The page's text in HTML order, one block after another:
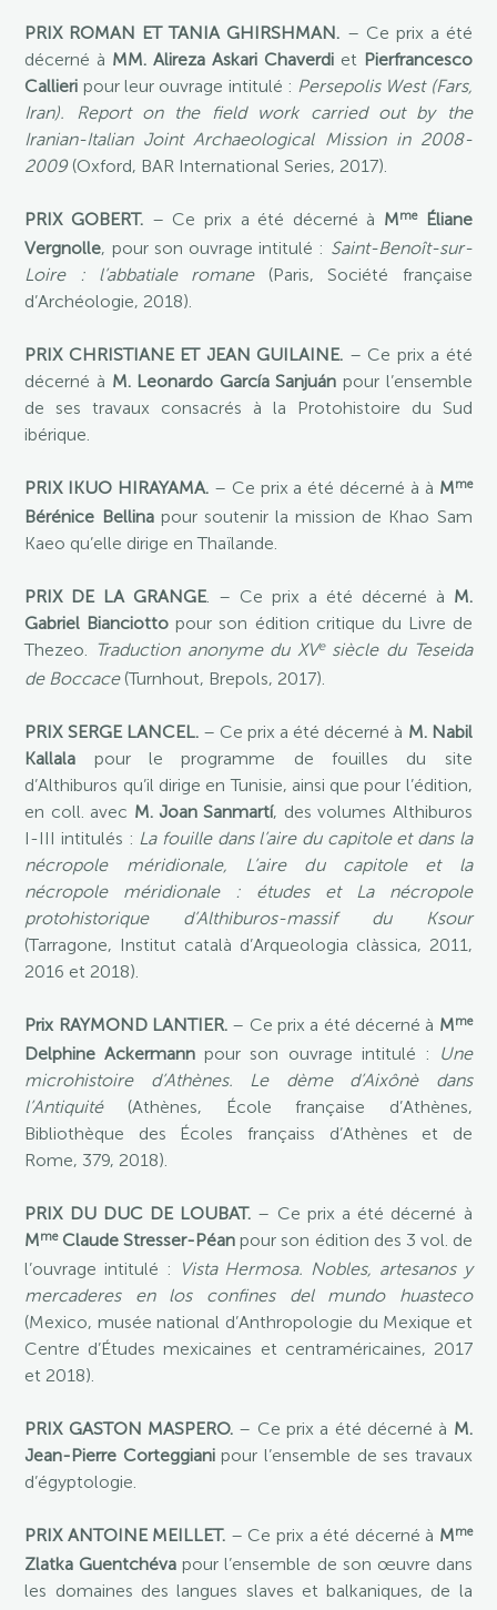
PRIX ROMAN ET TANIA GHIRSHMAN. – Ce prix a été
décerné à MM. Alireza Askari Chaverdiet Pierfrancesco
Callieri pour leur ouvrage intitulé : Persepolis West (Fars,
Iran). Report on the field work carried out by the
Iranian-Italian Joint Archaeological Mission in 2008-
2009(Oxford, BAR International Series, 2017).
PRIX GOBERT. – Ce prix a été décerné à MmeÉliane
Vergnolle, pour son ouvrage intitulé : Saint-Benoît-sur-
Loire : l’abbatiale romane(Paris, Société française
d’Archéologie, 2018).
PRIX CHRISTIANE ET JEAN GUILAINE. – Ce prix a été
décerné à M. Leonardo García Sanjuán pour l’ensemble
de ses travaux consacrés à la Protohistoire du Sud
ibérique.
PRIX IKUO HIRAYAMA. – Ce prix a été décerné à à Mme
Bérénice Bellinapour soutenir la mission de Khao Sam
Kaeo qu’elle dirige en Thaïlande.
PRIX DE LA GRANGE. – Ce prix a été décerné à M.
Gabriel Bianciotto pour son édition critique du Livre de
Thezeo. Traduction anonyme du XVesiècle du Teseida
de Boccace(Turnhout, Brepols, 2017).
PRIX SERGE LANCEL.– Ce prix a été décerné à M. Nabil
Kallala pour le programme de fouilles du site
d’Althiburos qu’il dirige en Tunisie, ainsi que pour l’édition,
en coll. avec M. Joan Sanmartí, des volumes Althiburos
I-III intitulés : La fouille dans l’aire du capitole et dans la
nécropole méridionale, L’aire du capitole et la
nécropole méridionale : études et La nécropole
protohistorique d’Althiburos-massif du Ksour
(Tarragone, Institut català d’Arqueologia clàssica, 2011,
2016 et 2018).
Prix RAYMOND LANTIER. – Ce prix a été décerné à Mme
Delphine Ackermann pour son ouvrage intitulé :
Une
microhistoire d’Athènes. Le dème d’Aixônè dans
l’Antiquité(Athènes, École française d’Athènes,
Bibliothèque des Écoles françaiss d’Athènes et de
Rome, 379, 2018).
PRIX DU DUC DE LOUBAT. – Ce prix a été décerné à
MmeClaude Stresser-Péan pour son édition des 3 vol. de
l’ouvrage intitulé :
Vista Hermosa. Nobles, artesanos y
mercaderes en los confines del mundo huasteco
(Mexico, musée national d’Anthropologie du Mexique et
Centre d’Études mexicaines et centraméricaines, 2017
et 2018).
PRIX GASTON MASPERO. – Ce prix a été décerné à M.
Jean-Pierre Corteggianipour l’ensemble de ses travaux
d’égyptologie.
PRIX ANTOINE MEILLET. – Ce prix a été décerné à Mme
Zlatka Guentchéva pour l’ensemble de son œuvre dans
les domaines des langues slaves et balkaniques, de la